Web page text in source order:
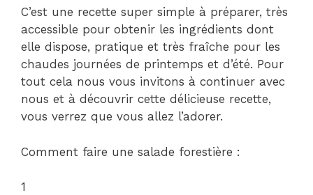
C’est une recette super simple à préparer, très
accessible pour obtenir les ingrédients dont
elle dispose, pratique et très fraîche pour les
chaudes journées de printemps et d’été. Pour
tout cela nous vous invitons à continuer avec
nous et à découvrir cette délicieuse recette,
vous verrez que vous allez l’adorer.
Comment faire une salade forestière :
1